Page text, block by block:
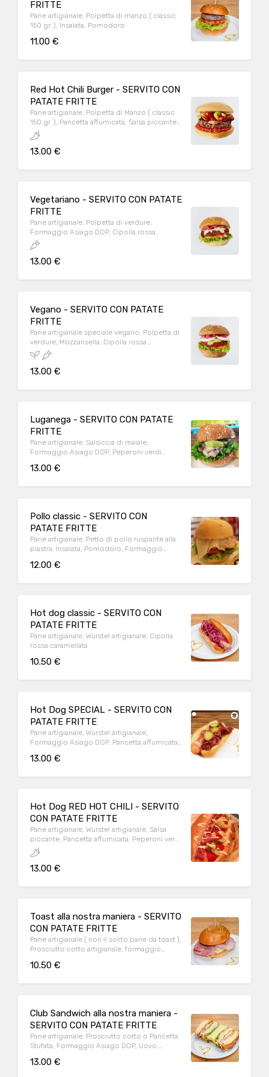
FRITTE
Pane artigianale, Polpetta di manzo ( classic
150 gr. ), Insalata, Pomodoro
11.00 €
Red Hot Chili Burger - SERVITO CON
PATATE FRITTE
Pane artigianale, Polpetta di Manzo ( classic
150 gr. ), Pancetta affumicata, Salsa piccante,
Peperoni verdi agrodolci, Peperoncini rossi
piccanti
13.00 €
Vegetariano - SERVITO CON PATATE
FRITTE
Pane artigianale, Polpetta di verdure,
Formaggio Asiago DOP, Cipolla rossa
caramellata, Cetriolo, Insalata, Pomodoro
13.00 €
Vegano - SERVITO CON PATATE
FRITTE
Pane artigianale speciale vegano, Polpetta di
verdure, Mozzarisella, Cipolla rossa
caramellata, Cetriolo, Insalata, Pomodoro
13.00 €
Luganega - SERVITO CON PATATE
FRITTE
Pane artigianale, Salsiccia di maiale,
Formaggio Asiago DOP, Peperoni verdi
13.00 €
Pollo classic - SERVITO CON
PATATE FRITTE
Pane artigianale, Petto di pollo ruspante alla
piastra, Insalata, Pomodoro, Formaggio
12.00 €
Hot dog classic - SERVITO CON
PATATE FRITTE
Pane artigianale, Wurstel artigianale, Cipolla
rossa caramellata
10.50 €
Hot Dog SPECIAL - SERVITO CON
PATATE FRITTE
Pane artigianale, Wurstel artigianale,
Formaggio Asiago DOP, Pancetta affumicata,
13.00 €
Hot Dog RED HOT CHILI - SERVITO
CON PATATE FRITTE
Pane artigianale, Wurstel artigianale, Salsa
piccante, Pancetta affumicata, Peperoni verdi
agrodolci, Peperoncini rossi piccanti
13.00 €
Toast alla nostra maniera - SERVITO
CON PATATE FRITTE
Pane artigianale ( non il solito pane da toast ),
Prosciutto cotto artigianale, formaggio
10.50 €
Club Sandwich alla nostra maniera -
SERVITO CON PATATE FRITTE
Pane artigianale, Prosciutto cotto o Pancetta
Stufata, Formaggio Asiago DOP, Uovo,
13.00 €